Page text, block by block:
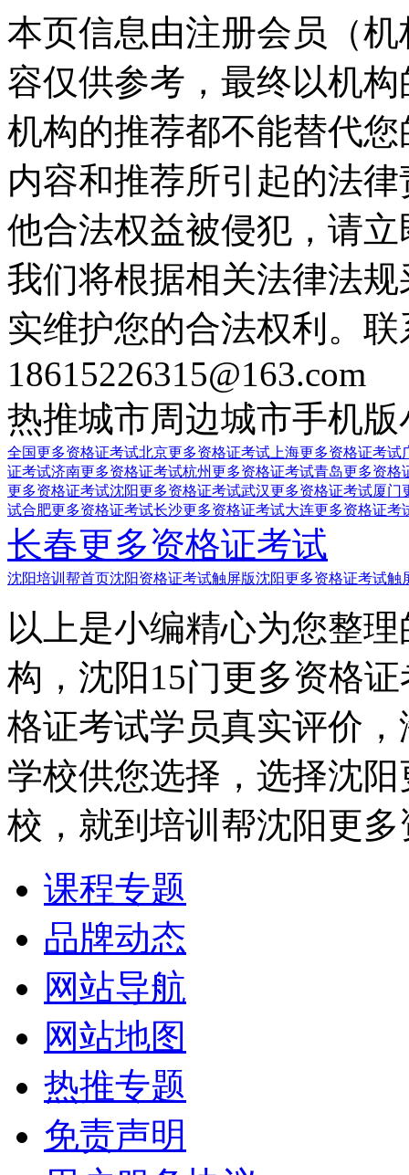
本页信息由注册会员（
容仅供参考，最终以机
机构的推荐都不能替代
内容和推荐所引起的法
他合法权益被侵犯，请
我们将根据相关法律法
实维护您的合法权利。
18615226315@163.com
热推城市周边城市手机版
全国更多资格证考试北京更多资格证考试 上海更多资格证考试
证考试济南更多资格证考试杭州更多资格证考试青岛更多资格
更多资格证考试沈阳更多资格证考试武汉更多资格证考试厦门
试合肥更多资格证考试长沙更多资格证考试大连更多资格证考
长春更多资格证考试
沈阳培训帮首页沈阳资格证考试触屏版沈阳更多资格证考试触
以上是小编精心为您整
构，沈阳15门更多资格
格证考试学员真实评价
学校供您选择，选择沈
校，就到培训帮沈阳更
课程专题
品牌动态
网站导航
网站地图
热推专题
免责声明